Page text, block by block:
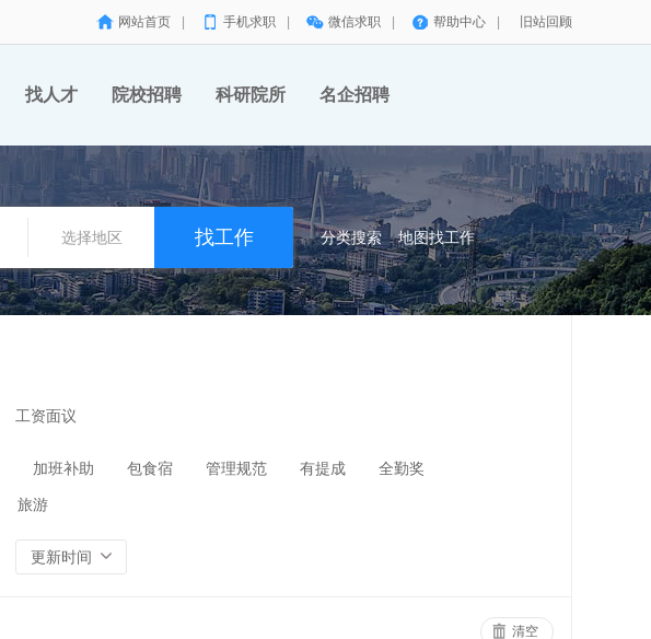
网站首页 手机求职 微信求职 帮助中心 旧站回顾
找人才 院校招聘 科研院所 名企招聘
选择地区 分类搜索 地图找工作
工资面议
加班补助 包食宿 管理规范 有提成 全勤奖
旅游
更新时间
清空